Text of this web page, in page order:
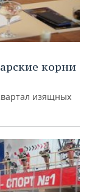
корни
изящных